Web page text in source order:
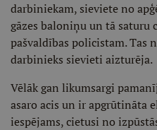
darbiniekam, sieviete no
gāzes baloniņu un tā saturu
pašvaldības policistam. Tas
darbinieks sievieti aizturēja.
Vēlāk gan likumsargi
asaro acis un ir apgrūtināta
iespējams, cietusi no